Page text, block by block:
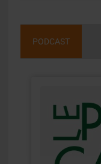
PODCAST